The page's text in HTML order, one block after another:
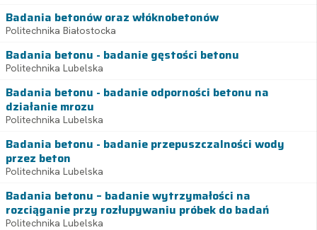
Badania betonów oraz włóknobetonów
Politechnika Białostocka
Badania betonu - badanie gęstości betonu
Politechnika Lubelska
Badania betonu - badanie odporności betonu na
działanie mrozu
Politechnika Lubelska
Badania betonu - badanie przepuszczalności wody
przez beton
Politechnika Lubelska
Badania betonu – badanie wytrzymałości na
rozciąganie przy rozłupywaniu próbek do badań
Politechnika Lubelska